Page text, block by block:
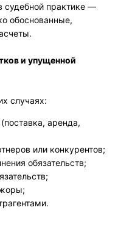
судебной практике —
обоснованные,
и упущенной
случаях:
аренда,
или конкурентов;
обязательств;